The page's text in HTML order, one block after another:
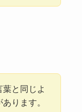
説
介
葉と同じよ
ります。